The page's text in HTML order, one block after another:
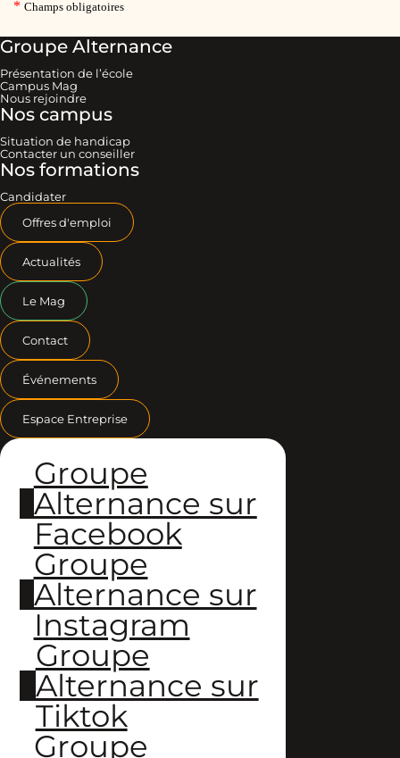
Groupe Alternance
Présentation de l’école
Campus Mag
Nous rejoindre
Nos campus
Situation de handicap
Contacter un conseiller
Nos formations
Candidater
Offres d'emploi
Actualités
Le Mag
Contact
Événements
Espace Entreprise
Groupe
Alternance sur
Facebook
Groupe
Alternance sur
Instagram
Groupe
Alternance sur
Tiktok
Groupe